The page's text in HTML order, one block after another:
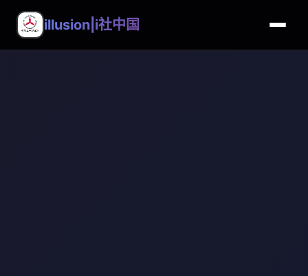
illusion|i社中国